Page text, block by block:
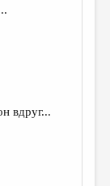
вдруг...